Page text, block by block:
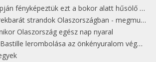
ezt a bokor alatt hűsölő cicát Kisorosziban
strandok Olaszországban - megmutatjuk a 15 legjobbat
Olaszország egész nap nyaral
lerombolása az önkényuralom végét jelentette